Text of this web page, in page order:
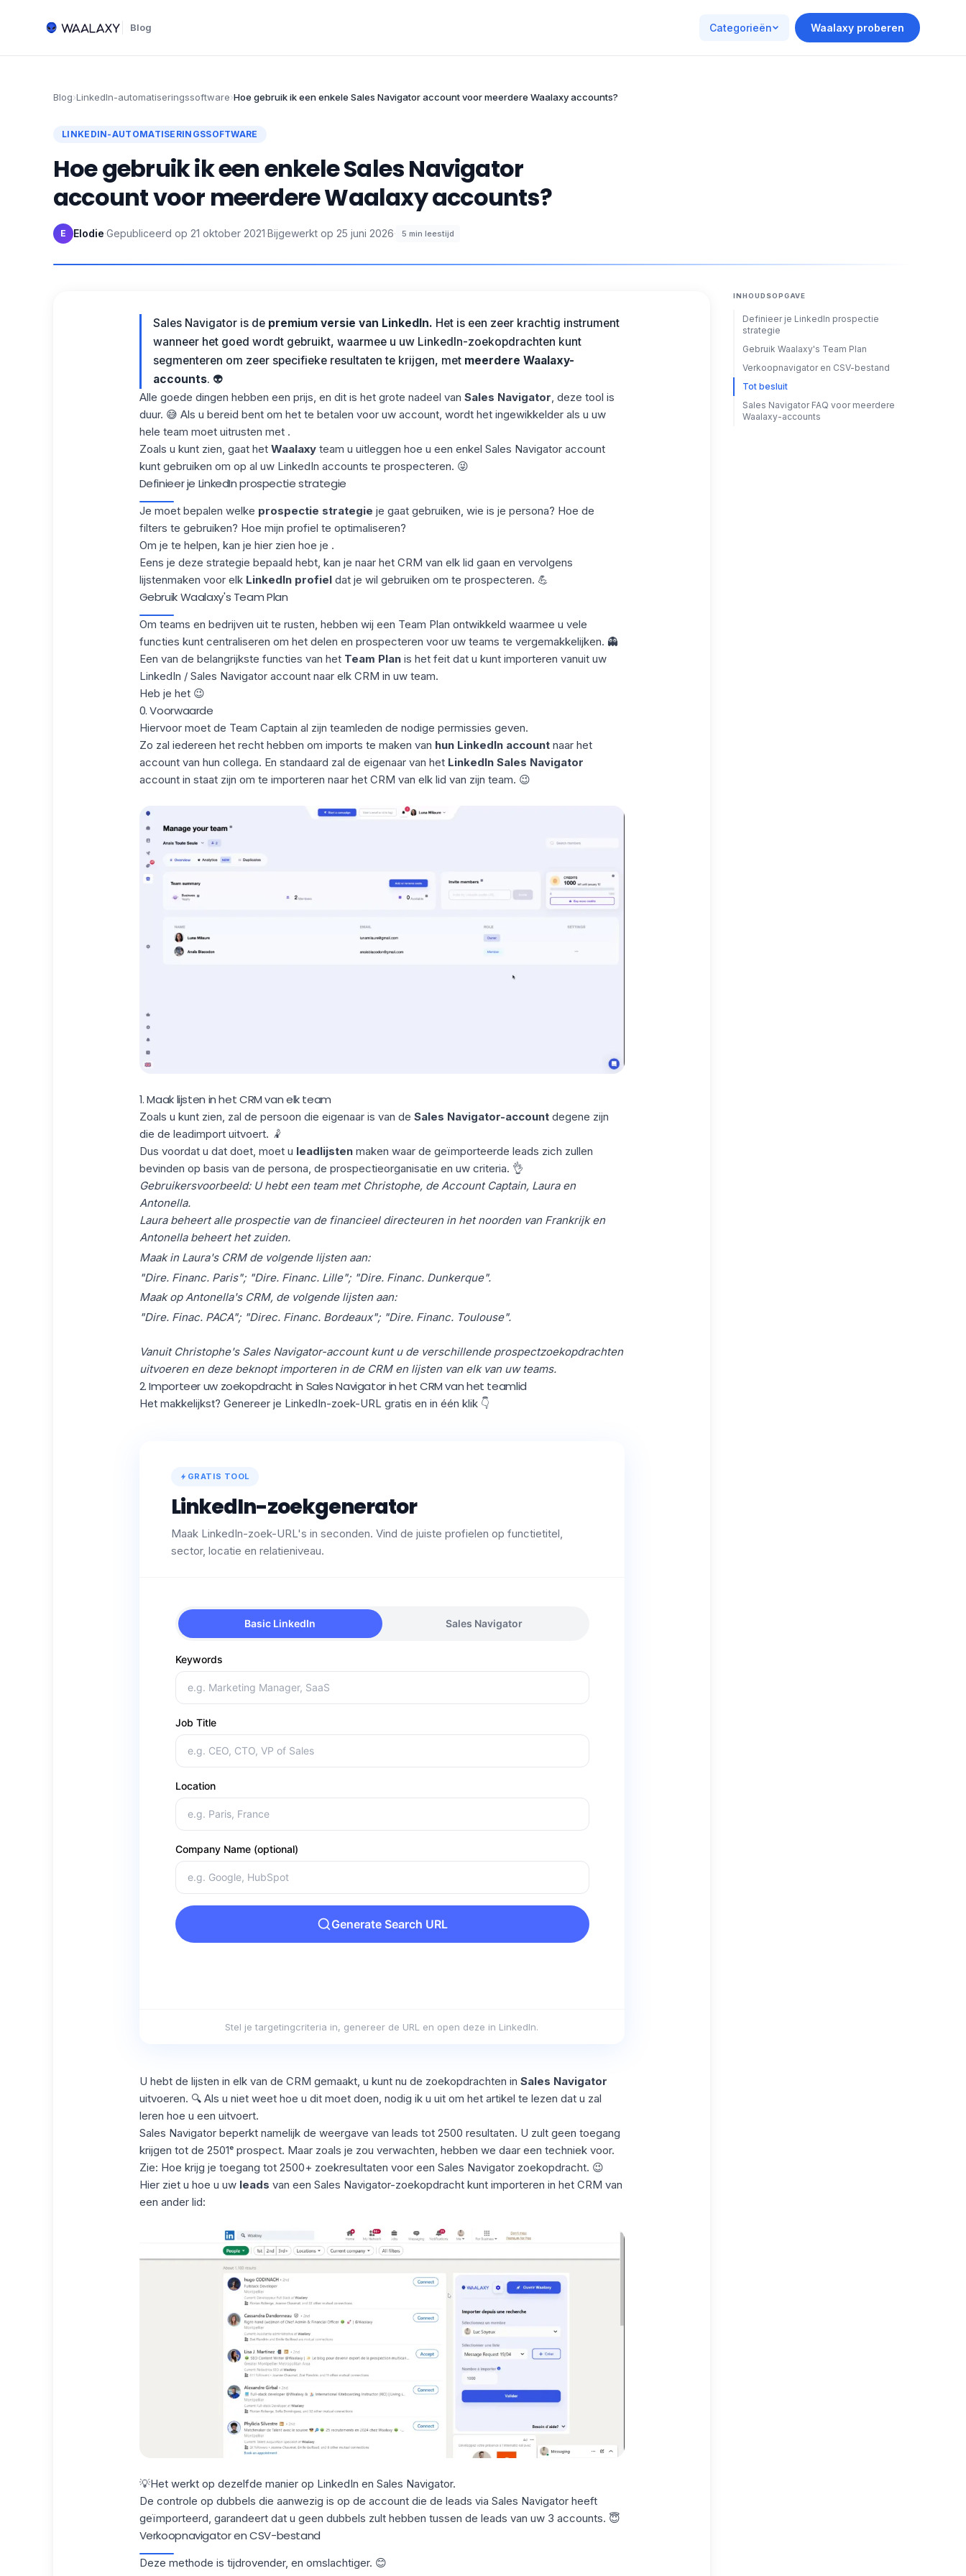
Blog Categorieën Waalaxy proberen
Blog›LinkedIn-automatiseringssoftware›Hoe gebruik ik een enkele Sales Navigator account voor meerdere Waalaxy accounts?
LINKEDIN-AUTOMATISERINGSSOFTWARE
Hoe gebruik ik een enkele Sales Navigator
account voor meerdere Waalaxy accounts?
E Elodie·Gepubliceerd op 21 oktober 2021·Bijgewerkt op 25 juni 2026· 5 min leestijd
Sales Navigator is de premium versie van LinkedIn. Het is een zeer krachtig instrument
wanneer het goed wordt gebruikt, waarmee u uw LinkedIn-zoekopdrachten kunt
segmenteren om zeer specifieke resultaten te krijgen, met meerdere Waalaxy-
accounts. 👽
Alle goede dingen hebben een prijs, en dit is het grote nadeel van Sales Navigator, deze tool is
duur. 😅 Als u bereid bent om het te betalen voor uw account, wordt het ingewikkelder als u uw
hele team moet uitrusten met .
Zoals u kunt zien, gaat het Waalaxyteam u uitleggen hoe u een enkel Sales Navigator account
kunt gebruiken om op al uw LinkedIn accounts te prospecteren. 😜
Definieer je LinkedIn prospectie strategie
Je moet bepalen welke prospectie strategie je gaat gebruiken, wie is je persona? Hoe de
filters te gebruiken? Hoe mijn profiel te optimaliseren?
Om je te helpen, kan je hier zien hoe je .
Eens je deze strategie bepaald hebt, kan je naar het CRM van elk lid gaan en vervolgens
lijstenmaken voor elk LinkedIn profiel dat je wil gebruiken om te prospecteren. 💪
Gebruik Waalaxy's Team Plan
Om teams en bedrijven uit te rusten, hebben wij een Team Plan ontwikkeld waarmee u vele
functies kunt centraliseren om het delen en prospecteren voor uw teams te vergemakkelijken. 👻
Een van de belangrijkste functies van het Team Planis het feit dat u kunt importeren vanuit uw
LinkedIn / Sales Navigator account naar elk CRM in uw team.
Heb je het 😉
0. Voorwaarde
Hiervoor moet de Team Captain al zijn teamleden de nodige permissies geven.
Zo zal iedereen het recht hebben om imports te maken van hun LinkedIn accountnaar het
account van hun collega. En standaard zal de eigenaar van het LinkedIn Sales Navigator
account in staat zijn om te importeren naar het CRM van elk lid van zijn team. 😉
1. Maak lijsten in het CRM van elk team
Zoals u kunt zien, zal de persoon die eigenaar is van de Sales Navigator-accountdegene zijn
die de leadimport uitvoert. 🤾
Dus voordat u dat doet, moet u leadlijstenmaken waar de geïmporteerde leads zich zullen
bevinden op basis van de persona, de prospectieorganisatie en uw criteria. 👌
Gebruikersvoorbeeld: U hebt een team met Christophe, de Account Captain, Laura en
Antonella.
Laura beheert alle prospectie van de financieel directeuren in het noorden van Frankrijk en
Antonella beheert het zuiden.
Maak in Laura's CRM de volgende lijsten aan:
"Dire. Financ. Paris"; "Dire. Financ. Lille"; "Dire. Financ. Dunkerque".
Maak op Antonella's CRM, de volgende lijsten aan:
"Dire. Finac. PACA"; "Direc. Financ. Bordeaux"; "Dire. Financ. Toulouse".
Vanuit Christophe's Sales Navigator-account kunt u de verschillende prospectzoekopdrachten
uitvoeren en deze beknopt importeren in de CRM en lijsten van elk van uw teams.
2. Importeer uw zoekopdracht in Sales Navigator in het CRM van het teamlid
Het makkelijkst? Genereer je LinkedIn-zoek-URL gratis en in één klik 👇
GRATIS TOOL
LinkedIn-zoekgenerator
Maak LinkedIn-zoek-URL's in seconden. Vind de juiste profielen op functietitel,
sector, locatie en relatieniveau.
Stel je targetingcriteria in, genereer de URL en open deze in LinkedIn.
U hebt de lijsten in elk van de CRM gemaakt, u kunt nu de zoekopdrachten in Sales Navigator
uitvoeren. 🔍 Als u niet weet hoe u dit moet doen, nodig ik u uit om het artikel te lezen dat u zal
leren hoe u een uitvoert.
Sales Navigator beperkt namelijk de weergave van leads tot 2500 resultaten. U zult geen toegang
krijgen tot de 2501ᵉ prospect. Maar zoals je zou verwachten, hebben we daar een techniek voor.
Zie: Hoe krijg je toegang tot 2500+ zoekresultaten voor een Sales Navigator zoekopdracht. 😉
Hier ziet u hoe u uw leads van een Sales Navigator-zoekopdracht kunt importeren in het CRM van
een ander lid:
💡Het werkt op dezelfde manier op LinkedIn en Sales Navigator.
De controle op dubbels die aanwezig is op de account die de leads via Sales Navigator heeft
geïmporteerd, garandeert dat u geen dubbels zult hebben tussen de leads van uw 3 accounts. 😇
Verkoopnavigator en CSV-bestand
Deze methode is tijdrovender, en omslachtiger. 😊
INHOUDSOPGAVE
Definieer je LinkedIn prospectie
strategie
Gebruik Waalaxy's Team Plan
Verkoopnavigator en CSV-bestand
Tot besluit
Sales Navigator FAQ voor meerdere
Waalaxy-accounts